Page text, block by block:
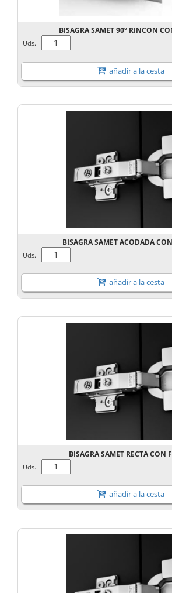
BISAGRA SAMET 90º RINCON
Uds.
añadir a la cesta
BISAGRA SAMET ACODADA
Uds.
añadir a la cesta
BISAGRA SAMET RECTA CON
Uds.
añadir a la cesta